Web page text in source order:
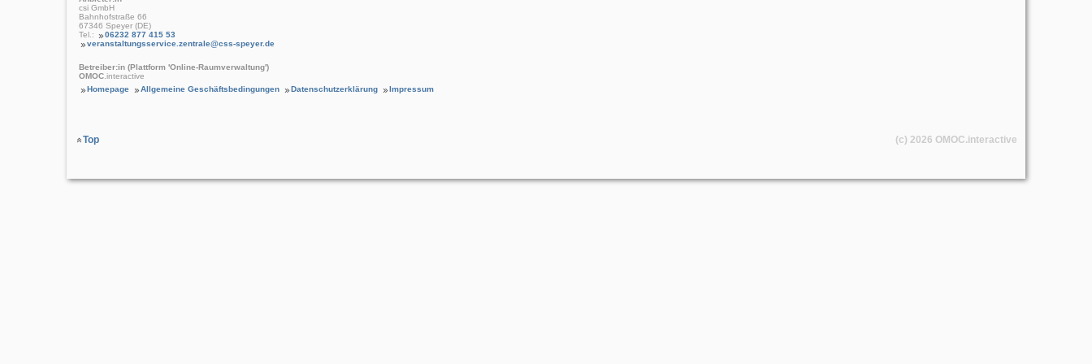
csi GmbH
Bahnhofstraße 66
67346 Speyer (DE)
Tel.:
06232 877 415 53
veranstaltungsservice.zentrale@css-speyer.de
Betreiber:in (Plattform 'Online-Raumverwaltung')
OMOC .interactive
Homepage
Allgemeine Geschäftsbedingungen Datenschutzerklärung Impressum
Top (c) 2026 OMOC.interactive